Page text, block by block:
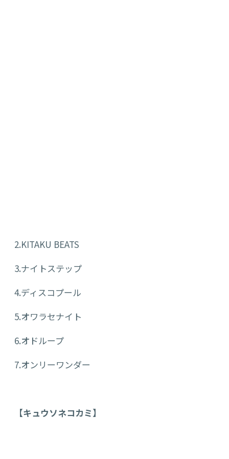
2.KITAKU BEATS
3.ナイトステップ
4.ディスコプール
5.オワラセナイト
6.オドループ
7.オンリーワンダー
【キュウソネコカミ】